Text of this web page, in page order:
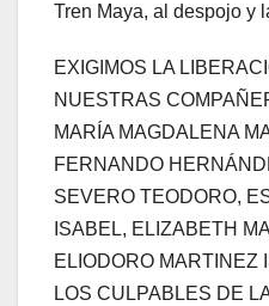
Tren Maya, al despojo y
EXIGIMOS LA
NUESTRAS
MARÍA MAGDALENA
FERNANDO
SEVERO TEODORO,
ISABEL, ELIZABETH
ELIODORO MARTINEZ
LOS CULPABLES DE